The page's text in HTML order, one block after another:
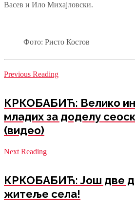
Васев и Ило Михајловски.
Фото: Ристо Костов
Previous Reading
КРКОБАБИЋ: Велико
младих за доделу
(видео)
Next Reading
КРКОБАБИЋ: Још две
житеље села!